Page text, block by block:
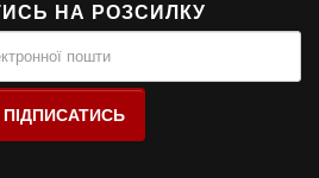
НА РОЗСИЛКУ
ПІДПИСАТИСЬ